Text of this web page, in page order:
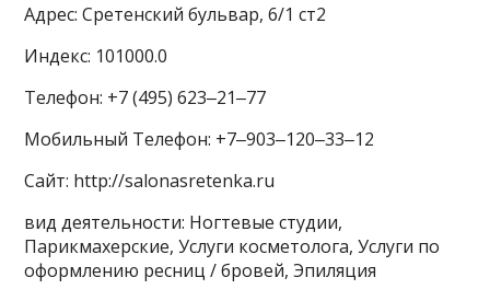
Адрес: Сретенский бульвар, 6/1 ст2
Индекс: 101000.0
Телефон: +7 (495) 623‒21‒77
Мобильный Телефон: +7‒903‒120‒33‒12
Сайт: http://salonasretenka.ru
вид деятельности: Ногтевые студии,
Парикмахерские, Услуги косметолога, Услуги по
оформлению ресниц / бровей, Эпиляция